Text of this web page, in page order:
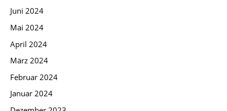
Juni 2024
Mai 2024
April 2024
März 2024
Februar 2024
Januar 2024